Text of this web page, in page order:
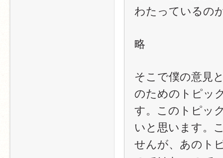
わたっているの
略
そこで僕の意見
のためのトピッ
す。このトピッ
いと思います。
せんが、あのト